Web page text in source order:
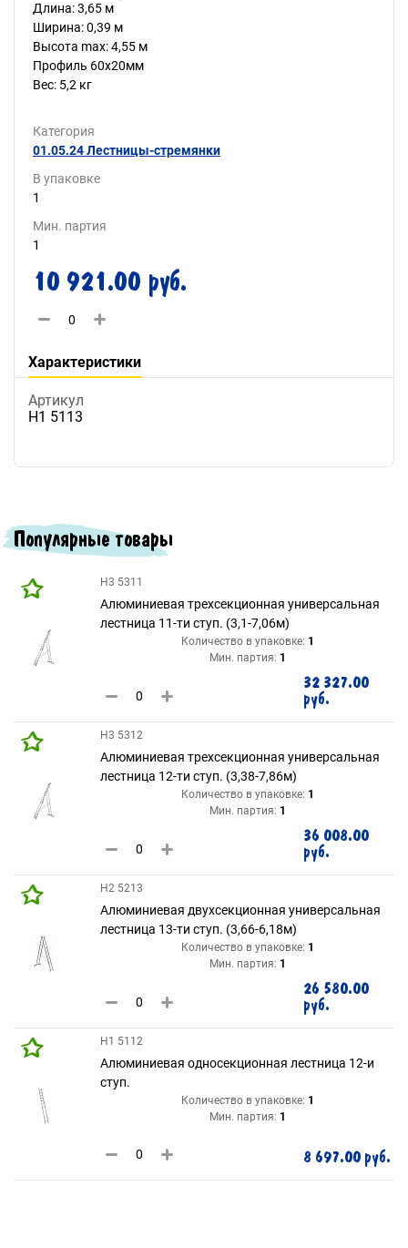
Длина: 3,65 м
Ширина: 0,39 м
Высота max: 4,55 м
Профиль 60х20мм
Вес: 5,2 кг
Категория
01.05.24 Лестницы-стремянки
В упаковке
1
Мин. партия
1
10 921.00 руб.
Характеристики
Артикул
H1 5113
Популярные товары
H3 5311
Алюминиевая трехсекционная универсальная
лестница 11-ти ступ. (3,1-7,06м)
Количество в упаковке: 1
Мин. партия: 1
32 327.00
руб.
H3 5312
Алюминиевая трехсекционная универсальная
лестница 12-ти ступ. (3,38-7,86м)
Количество в упаковке: 1
Мин. партия: 1
36 008.00
руб.
H2 5213
Алюминиевая двухсекционная универсальная
лестница 13-ти ступ. (3,66-6,18м)
Количество в упаковке: 1
Мин. партия: 1
26 580.00
руб.
H1 5112
Алюминиевая односекционная лестница 12-и
ступ.
Количество в упаковке: 1
Мин. партия: 1
8 697.00 руб.